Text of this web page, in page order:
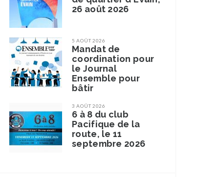
26 août 2026
5 AOÛT 2026
Mandat de
coordination pour
le Journal
Ensemble pour
bâtir
3 AOÛT 2026
6 à 8 du club
Pacifique de la
route, le 11
septembre 2026